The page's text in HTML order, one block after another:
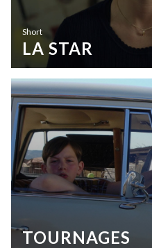
Short
LA STAR
TOURNAGES